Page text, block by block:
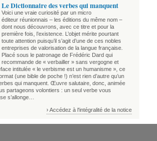
Le Dictionnaire des verbes qui manquent
Voici une vraie curiosité par un micro
éditeur réunionnais – les éditions du même nom –
dont nous découvrons, avec ce titre et pour la
première fois, l’existence. L’objet mérite pourtant
toute attention puisqu’il s’agit d’une de ces nobles
entreprises de valorisation de la langue française.
Placé sous le patronage de Frédéric Dard qui
recommande de « verbailler » sans vergogne et
intitulée « le verbisme est un humanisme », ce
(une bible de poche !) n’est rien d’autre qu’un
qui manquent. Œuvre salutaire, donc, animée
partageons volontiers : un seul verbe vous
s’allonge…
› Accédez à l'intégralité de la notice